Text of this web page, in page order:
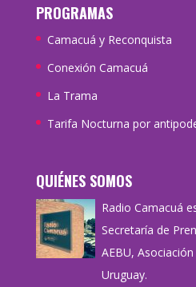
PROGRAMAS
Camacuá y Reconquista
Conexión Camacuá
La Trama
Tarifa Nocturna por
QUIÉNES SOMOS
Radio Camacuá
Secretaría de
AEBU,
Uruguay.